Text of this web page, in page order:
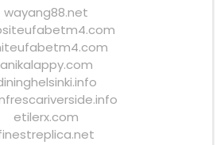
wayang88.net
anikalappy.com
etilerx.com